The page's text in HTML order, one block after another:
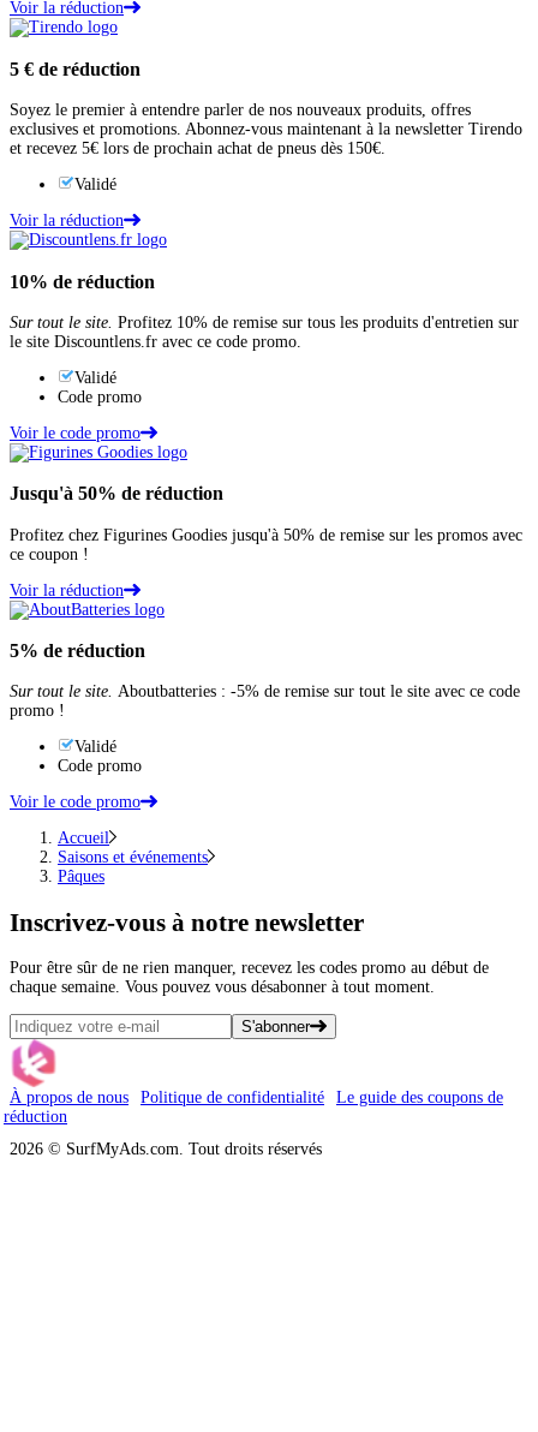
Voir la réduction
5 € de réduction
Soyez le premier à entendre parler de nos nouveaux produits, offres
exclusives et promotions. Abonnez-vous maintenant à la newsletter Tirendo
et recevez 5€ lors de prochain achat de pneus dès 150€.
Validé
Voir la réduction
10% de réduction
Sur tout le site. Profitez 10% de remise sur tous les produits d'entretien sur
le site Discountlens.fr avec ce code promo.
Validé
Code promo
Voir le code promo
Jusqu'à 50% de réduction
Profitez chez Figurines Goodies jusqu'à 50% de remise sur les promos avec
ce coupon !
Voir la réduction
5% de réduction
Sur tout le site. Aboutbatteries : -5% de remise sur tout le site avec ce code
promo !
Validé
Code promo
Voir le code promo
Accueil
Saisons et événements
Pâques
Inscrivez-vous à notre newsletter
Pour être sûr de ne rien manquer, recevez les codes promo au début de
chaque semaine. Vous pouvez vous désabonner à tout moment.
S'abonner
À propos de nous Politique de confidentialité
Le guide des coupons de
réduction
2026 © SurfMyAds.com. Tout droits réservés